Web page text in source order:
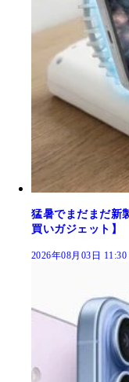
猛暑でまだまだ新
買いガジェット】
2026年08月03日 11:30